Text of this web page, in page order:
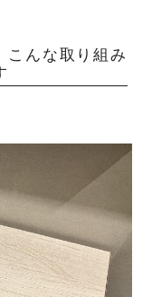
こんな取り組み